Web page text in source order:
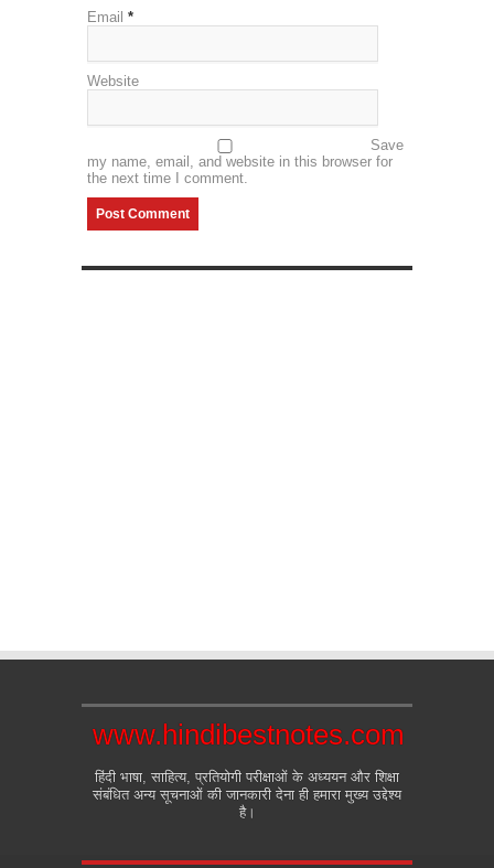
Email *
Website
Save
my name, email, and website in this browser for
the next time I comment.
www.hindibestnotes.com
हिंदी भाषा, साहित्य, प्रतियोगी परीक्षाओं के अध्ययन और शिक्षा
संबंधित अन्य सूचनाओं की जानकारी देना ही हमारा मुख्य उद्देश्य
है।